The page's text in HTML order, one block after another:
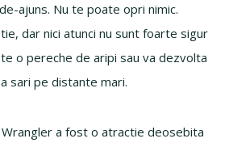
ajuns. Nu te poate opri nimic.
dar nici atunci nu sunt foarte sigur
o pereche de aripi sau va dezvolta
sari pe distante mari.
Wrangler a fost o atractie deosebita